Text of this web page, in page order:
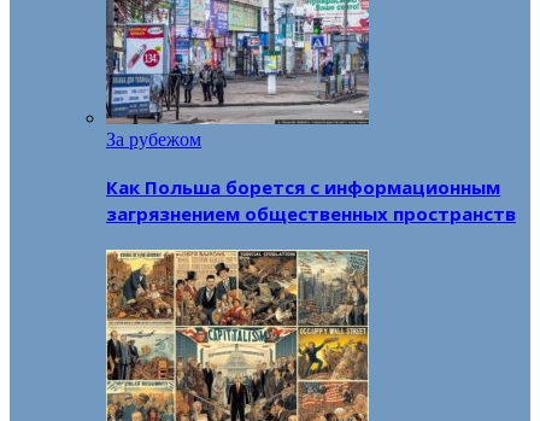
За рубежом
Как Польша борется с информационным
загрязнением общественных пространств